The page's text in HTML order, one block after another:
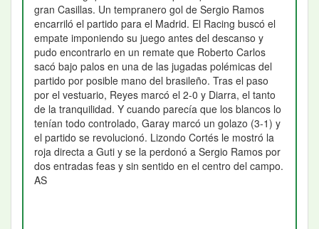
gran Casillas. Un tempranero gol de Sergio Ramos
encarriló el partido para el Madrid. El Racing buscó el
empate imponiendo su juego antes del descanso y
pudo encontrarlo en un remate que Roberto Carlos
sacó bajo palos en una de las jugadas polémicas del
partido por posible mano del brasileño. Tras el paso
por el vestuario, Reyes marcó el 2-0 y Diarra, el tanto
de la tranquilidad. Y cuando parecía que los blancos lo
tenían todo controlado, Garay marcó un golazo (3-1) y
el partido se revolucionó. Lizondo Cortés le mostró la
roja directa a Guti y se la perdonó a Sergio Ramos por
dos entradas feas y sin sentido en el centro del campo.
AS